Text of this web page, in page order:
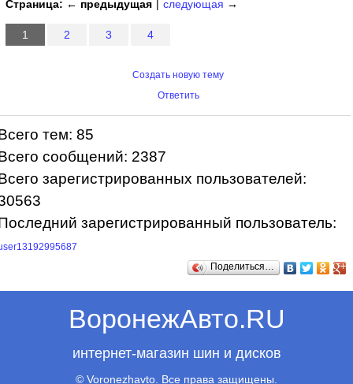
Страница: ← предыдущая | следующая →
1 2 3 4
Создать новую тему
Ответить
тем: 85
сообщений: 2387
зарегистрированных пользователей:
зарегистрированный пользователь:
Поделиться…
ВоронежАвто.RU
интернет-магазин шин и дисков
© Voronezhavto. Все права защищены.